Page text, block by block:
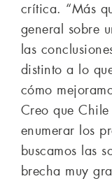
crítica. “Más
general sobre
las
distinto a lo
cómo
Creo que
enumerar los
buscamos las
brecha muy